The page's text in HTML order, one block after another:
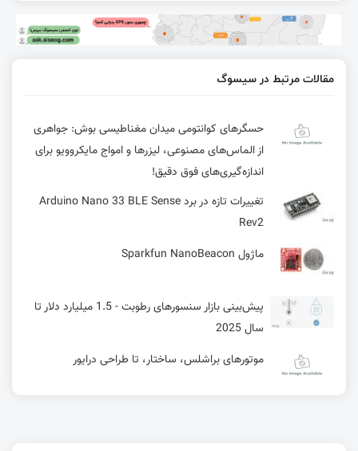
مقالات مرتبط در سیسوگ
حسگرهای کوانتومی میدان مغناطیسی بوش: جواهری
از الماس‌های مصنوعی، لیزرها و امواج مایکروویو برای
اندازه‌گیری‌های فوق دقیق!
تغییرات تازه در برد Arduino Nano 33 BLE Sense
Rev2
ماژول Sparkfun NanoBeacon
پیش‌بینی بازار سنسورهای رطوبت - 1.5 میلیارد دلار تا
سال 2025
موتورهای براشلس، ساختار، تا طراحی درایور